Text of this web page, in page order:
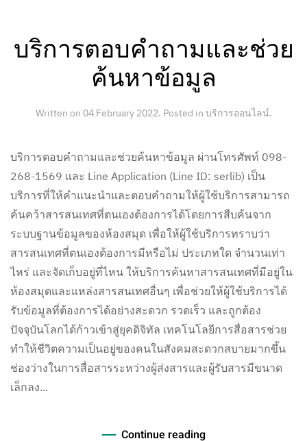
บริการตอบคำถามและช่วย
ค้นหาข้อมูล
Written on 04 February 2022. Posted in บริการออนไลน์.
บริการตอบคำถามและช่วยค้นหาข้อมูล ผ่านโทรศัพท์ 098-
268-1569 และ Line Application (Line ID: serlib) เป็น
บริการที่ให้คำแนะนำและตอบคำถามให้ผู้ใช้บริการสามารถ
ค้นคว้าสารสนเทศที่ตนเองต้องการได้โดยการสืบค้นจาก
ระบบฐานข้อมูลของห้องสมุด เพื่อให้ผู้ใช้บริการทราบว่า
สารสนเทศที่ตนเองต้องการมีหรือไม่ ประเภทใด จำนวนเท่า
ไหร่ และจัดเก็บอยู่ที่ไหน ให้บริการค้นหาสารสนเทศที่มีอยู่ใน
ห้องสมุดและแหล่งสารสนเทศอื่นๆ เพื่อช่วยให้ผู้ใช้บริการได้
รับข้อมูลที่ต้องการได้อย่างสะดวก รวดเร็ว และถูกต้อง
ปัจจุบันโลกได้ก้าวเข้าสู่ยุคดิจิทัล เทคโนโลยีการสื่อสารช่วย
ทำให้ชีวิตความเป็นอยู่ของคนในสังคมสะดวกสบายมากขึ้น
ช่องว่างในการสื่อสารระหว่างผู้ส่งสารและผู้รับสารมีขนาด
เล็กลง...
Continue reading